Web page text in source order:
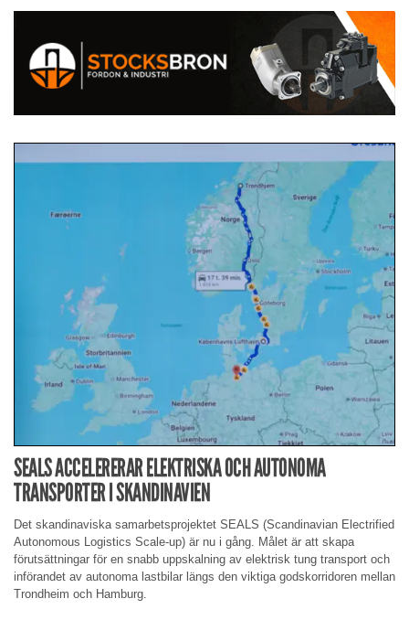
SEALS ACCELERERAR ELEKTRISKA OCH AUTONOMA
TRANSPORTER I SKANDINAVIEN
Det skandinaviska samarbetsprojektet SEALS (Scandinavian Electrified
Autonomous Logistics Scale-up) är nu i gång. Målet är att skapa
förutsättningar för en snabb uppskalning av elektrisk tung transport och
införandet av autonoma lastbilar längs den viktiga godskorridoren mellan
Trondheim och Hamburg.